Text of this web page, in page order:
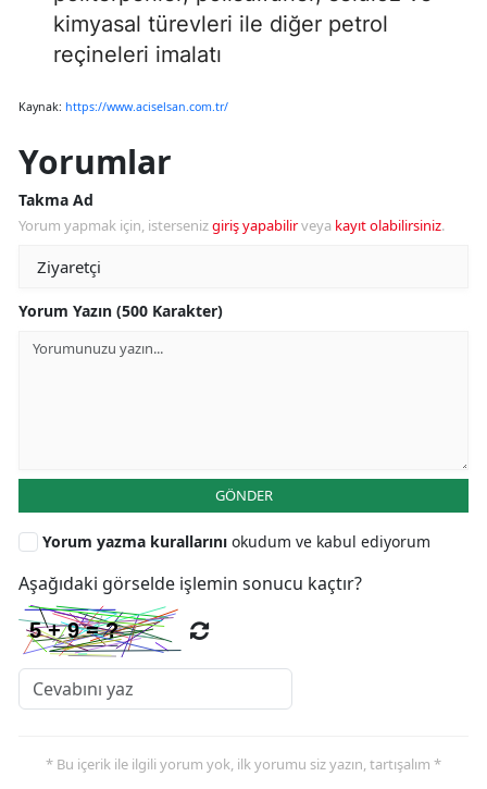
kimyasal türevleri ile diğer petrol
reçineleri imalatı
Kaynak: https://www.aciselsan.com.tr/
Yorumlar
Takma Ad
Yorum yapmak için, istersenizgiriş yapabilirveya kayıt olabilirsiniz.
Yorum Yazın (500 Karakter)
GÖNDER
Yorum yazma kurallarını okudum ve kabul ediyorum
Aşağıdaki görselde işlemin sonucu kaçtır?
* Bu içerik ile ilgili yorum yok, ilk yorumu siz yazın, tartışalım *